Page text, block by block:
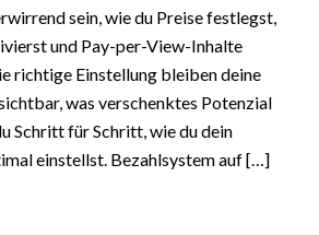
sein, wie du Preise festlegst,
und Pay-per-View-Inhalte
richtige Einstellung bleiben deine
was verschenktes Potenzial
Schritt für Schritt, wie du dein
einstellst. Bezahlsystem auf […]